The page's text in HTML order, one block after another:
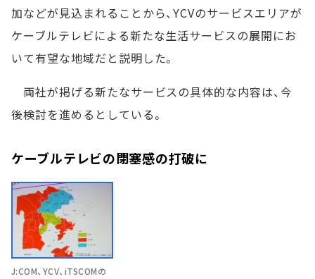
加などが見込まれることから、YCVのサービスエリアが
ケーブルテレビによる新たな生活サービスの展開にお
いて有望な地域だと説明した。
両社が掲げる新たなサービスの具体的な内容は、今
後検討を進めるとしている。
ケーブルテレビの閉塞感の打破に
J:COM、YCV、iTSCOMの